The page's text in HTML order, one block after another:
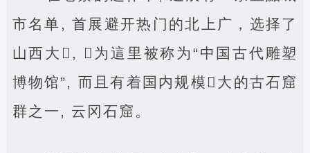
市名单, 首展避开热门的北上广，选择了
山西大‌, ‌为這里被称为“中国古代雕塑
博物馆”, 而且有着国内规模‌大的古石窟
群之一, 云冈石窟。